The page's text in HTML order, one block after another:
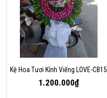
Kệ Hoa Tươi Kính Viếng LOVE-CB15
1.200.000₫